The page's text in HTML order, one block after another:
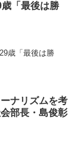
「最後は勝
歳「最後は勝
ナリズムを考
部長・島俊彰